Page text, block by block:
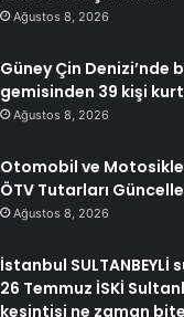
Ağustos 8, 2026
Güney Çin Denizi’nde
gemisinden 39 kişi
Ağustos 8, 2026
Otomobil ve
ÖTV Tutarları
Ağustos 8, 2026
İstanbul SULTANBEYLİ
26 Temmuz İSKİ
kesintisi ne zaman